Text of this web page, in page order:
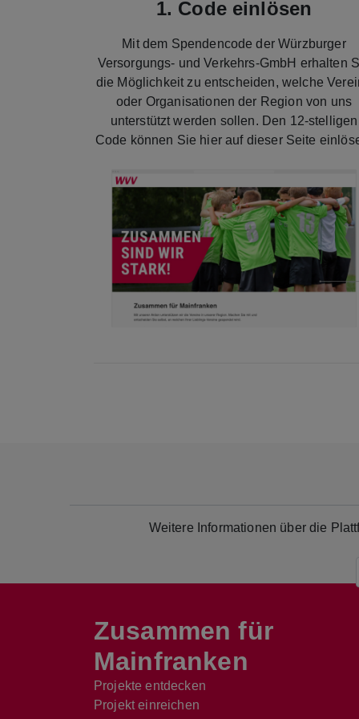
1. Code einlösen
Mit dem Spendencode der Würzburger
Versorgungs- und Verkehrs-GmbH erhalten
die Möglichkeit zu entscheiden, welche
oder Organisationen der Region von uns
unterstützt werden sollen. Den 12-stelligen
Code können Sie hier auf dieser Seite
Weitere Informationen über die
Zusammen für
Mainfranken
Projekte entdecken
Projekt einreichen